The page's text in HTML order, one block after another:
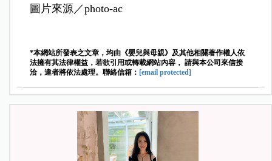
圖片來源／photo-ac
*本網站所發表之文章，均由《嬰兒與母親》及其他相關著作權人依
法擁有其法律權益，若欲引用或轉載網站內容， 請與本公司來信接
洽，違者將依法處理。聯絡信箱： [email protected]